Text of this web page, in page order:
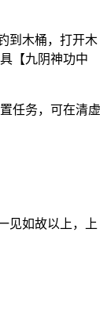
到木桶，打开木
【九阴神功中
任务，可在清虚
见如故以上，上